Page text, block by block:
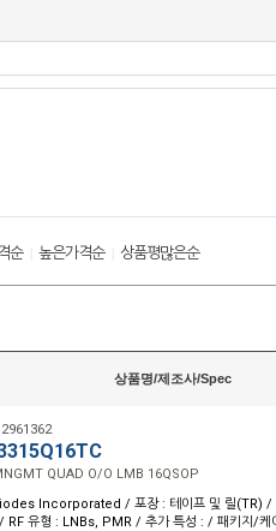
순| 높은가격순| 상품평많은순
상품명/제조사/Spec
2961362
QUAD O/O LMB 16QSOP
Incorporated / 포장 : 테이프 및 릴(TR) /
RF 유형 : LNBs, PMR / 추가 특성 : / 패키지/케